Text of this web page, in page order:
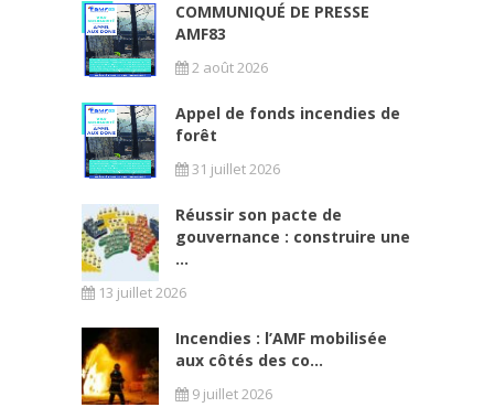
COMMUNIQUÉ DE PRESSE
AMF83
2 août 2026
Appel de fonds incendies de
forêt
31 juillet 2026
Réussir son pacte de
gouvernance : construire une
...
13 juillet 2026
Incendies : l’AMF mobilisée
aux côtés des co...
9 juillet 2026